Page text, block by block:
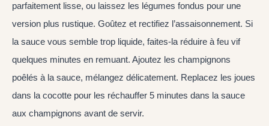
parfaitement lisse, ou laissez les légumes fondus pour une
version plus rustique. Goûtez et rectifiez l’assaisonnement. Si
la sauce vous semble trop liquide, faites-la réduire à feu vif
quelques minutes en remuant. Ajoutez les champignons
poêlés à la sauce, mélangez délicatement. Replacez les joues
dans la cocotte pour les réchauffer 5 minutes dans la sauce
aux champignons avant de servir.